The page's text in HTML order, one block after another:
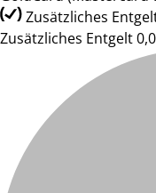
Zusätzliches
Zusätzliches Entgelt